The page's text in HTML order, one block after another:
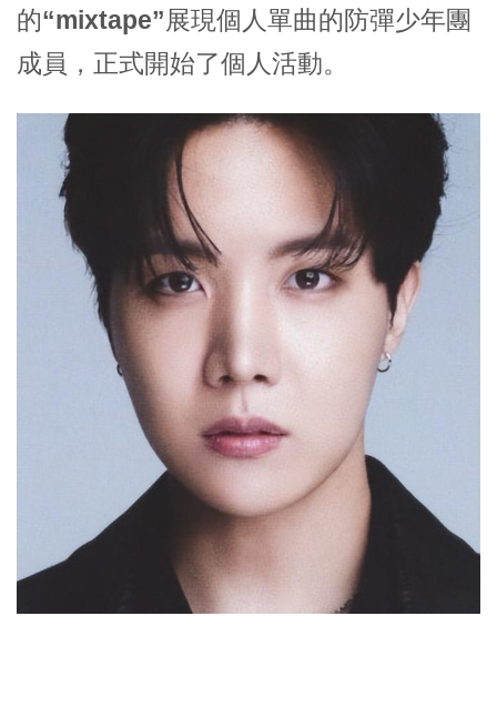
的“mixtape”展現個人單曲的防彈少年團
成員，正式開始了個人活動。